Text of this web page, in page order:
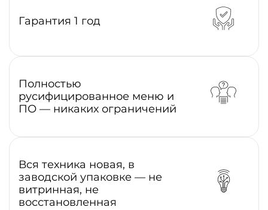
Гарантия 1 год
Полностью
русифицированное меню и
ПО — никаких ограничений
Вся техника новая, в
заводской упаковке — не
витринная, не
восстановленная